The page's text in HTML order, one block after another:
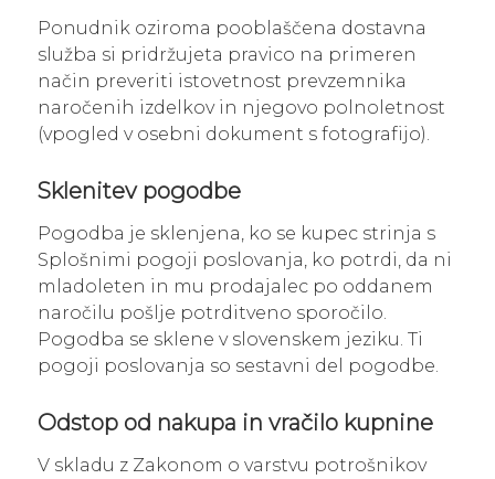
Ponudnik oziroma pooblaščena dostavna
služba si pridržujeta pravico na primeren
način preveriti istovetnost prevzemnika
naročenih izdelkov in njegovo polnoletnost
(vpogled v osebni dokument s fotografijo).
Sklenitev pogodbe
Pogodba je sklenjena, ko se kupec strinja s
Splošnimi pogoji poslovanja, ko potrdi, da ni
mladoleten in mu prodajalec po oddanem
naročilu pošlje potrditveno sporočilo.
Pogodba se sklene v slovenskem jeziku. Ti
pogoji poslovanja so sestavni del pogodbe.
Odstop od nakupa in vračilo kupnine
V skladu z Zakonom o varstvu potrošnikov